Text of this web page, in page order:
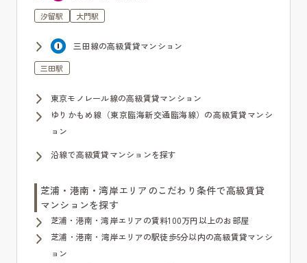
汐留駅 大門駅
三田線の高級賃貸マンション
三田駅
東京モノレール線の高級賃貸マンション
ゆりかもめ線（東京臨海新交通臨海線）の高級賃貸マンシ
ョン
沿線で高級賃貸マンションを探す
芝浦・港南・湾岸エリアのこだわり条件で高級賃貸
マンションを探す
芝浦・港南・湾岸エリアの賃料100万円以上のお部屋
芝浦・港南・湾岸エリアの駅徒歩5分以内の高級賃貸マンシ
ョン